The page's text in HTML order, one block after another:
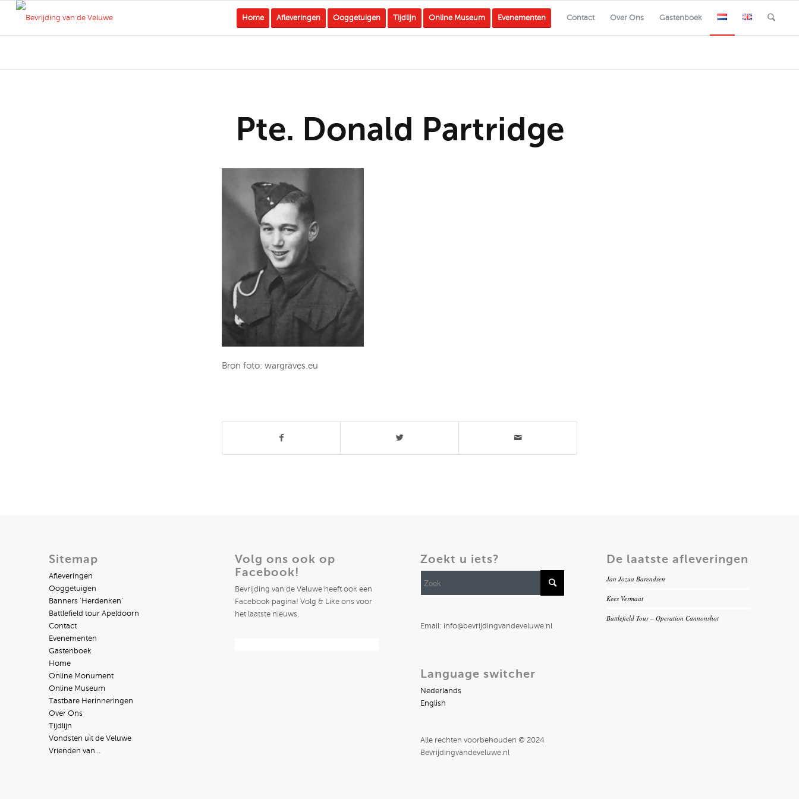
Home Afleveringen Ooggetuigen Tijdlijn Online Museum Evenementen Contact Over Ons Gastenboek
Pte. Donald Partridge
Bron foto: wargraves.eu
Sitemap
Afleveringen
Ooggetuigen
Banners ‘Herdenken’
Battlefield tour Apeldoorn
Contact
Evenementen
Gastenboek
Home
Online Monument
Online Museum
Tastbare Herinneringen
Over Ons
Tijdlijn
Vondsten uit de Veluwe
Vrienden van…
Volg ons ook op
Facebook!
Bevrijding van de Veluwe heeft ook een
Facebook pagina! Volg & Like ons voor
het laatste nieuws.
Zoekt u iets?
Email: info@bevrijdingvandeveluwe.nl
Language switcher
Nederlands
English
Alle rechten voorbehouden © 2024
Bevrijdingvandeveluwe.nl
De laatste afleveringen
Jan Jozua Barendsen
Kees Vermaat
Battlefield Tour – Operation Cannonshot